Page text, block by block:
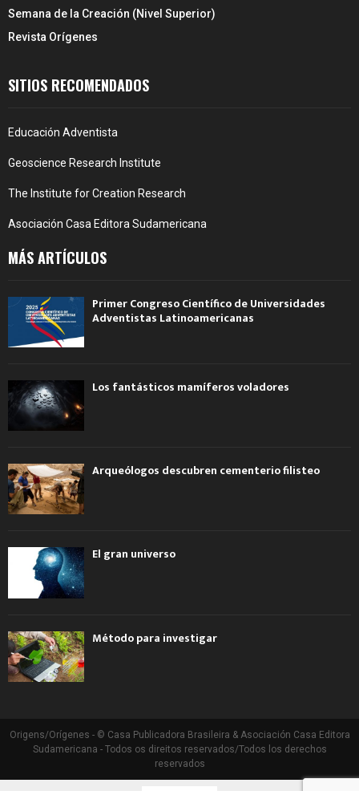
Semana de la Creación (Nivel Superior)
Revista Orígenes
SITIOS RECOMENDADOS
Educación Adventista
Geoscience Research Institute
The Institute for Creation Research
Asociación Casa Editora Sudamericana
MÁS ARTÍCULOS
Primer Congreso Científico de Universidades
Adventistas Latinoamericanas
Los fantásticos mamíferos voladores
Arqueólogos descubren cementerio filisteo
El gran universo
Método para investigar
Origens/Orígenes - © Casa Publicadora Brasileira & Asociación Casa Editora
Sudamericana - Todos os direitos reservados/Todos los derechos
reservados